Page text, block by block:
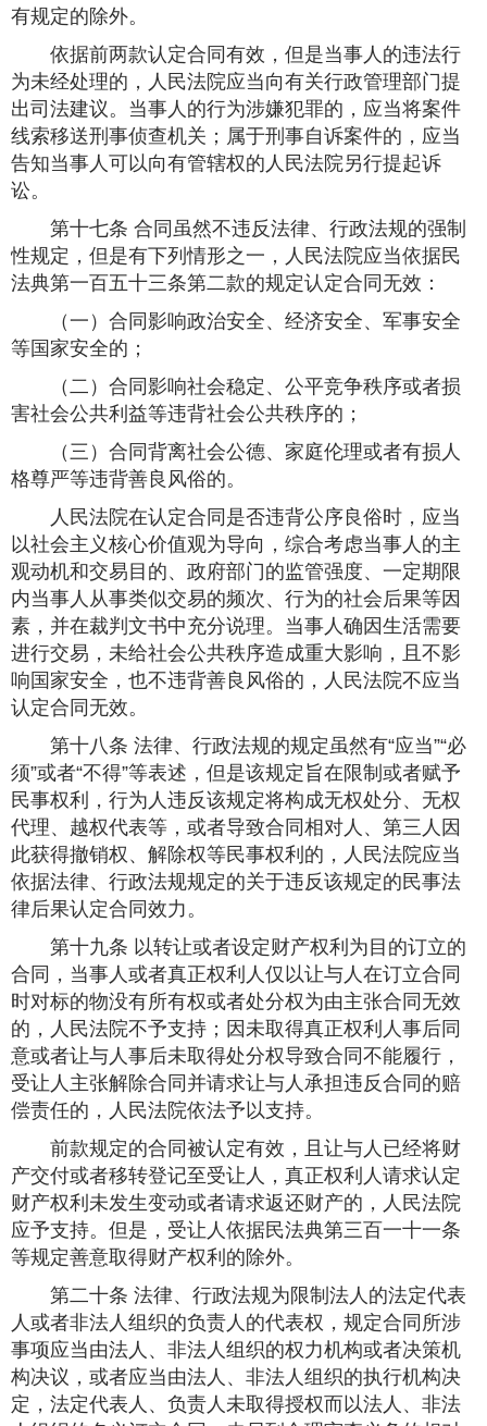
有规定的除外。
依据前两款认定合同有效，但是当事人的违法行
为未经处理的，人民法院应当向有关行政管理部门提
出司法建议。当事人的行为涉嫌犯罪的，应当将案件
线索移送刑事侦查机关；属于刑事自诉案件的，应当
告知当事人可以向有管辖权的人民法院另行提起诉
讼。
第十七条 合同虽然不违反法律、行政法规的强制
性规定，但是有下列情形之一，人民法院应当依据民
法典第一百五十三条第二款的规定认定合同无效：
（一）合同影响政治安全、经济安全、军事安全
等国家安全的；
（二）合同影响社会稳定、公平竞争秩序或者损
害社会公共利益等违背社会公共秩序的；
（三）合同背离社会公德、家庭伦理或者有损人
格尊严等违背善良风俗的。
人民法院在认定合同是否违背公序良俗时，应当
以社会主义核心价值观为导向，综合考虑当事人的主
观动机和交易目的、政府部门的监管强度、一定期限
内当事人从事类似交易的频次、行为的社会后果等因
素，并在裁判文书中充分说理。当事人确因生活需要
进行交易，未给社会公共秩序造成重大影响，且不影
响国家安全，也不违背善良风俗的，人民法院不应当
认定合同无效。
第十八条 法律、行政法规的规定虽然有“应当”“必
须”或者“不得”等表述，但是该规定旨在限制或者赋予
民事权利，行为人违反该规定将构成无权处分、无权
代理、越权代表等，或者导致合同相对人、第三人因
此获得撤销权、解除权等民事权利的，人民法院应当
依据法律、行政法规规定的关于违反该规定的民事法
律后果认定合同效力。
第十九条 以转让或者设定财产权利为目的订立的
合同，当事人或者真正权利人仅以让与人在订立合同
时对标的物没有所有权或者处分权为由主张合同无效
的，人民法院不予支持；因未取得真正权利人事后同
意或者让与人事后未取得处分权导致合同不能履行，
受让人主张解除合同并请求让与人承担违反合同的赔
偿责任的，人民法院依法予以支持。
前款规定的合同被认定有效，且让与人已经将财
产交付或者移转登记至受让人，真正权利人请求认定
财产权利未发生变动或者请求返还财产的，人民法院
应予支持。但是，受让人依据民法典第三百一十一条
等规定善意取得财产权利的除外。
第二十条 法律、行政法规为限制法人的法定代表
人或者非法人组织的负责人的代表权，规定合同所涉
事项应当由法人、非法人组织的权力机构或者决策机
构决议，或者应当由法人、非法人组织的执行机构决
定，法定代表人、负责人未取得授权而以法人、非法